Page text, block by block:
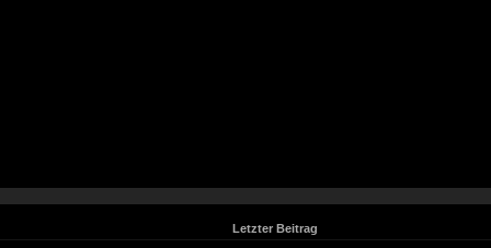
Letzter Beitrag